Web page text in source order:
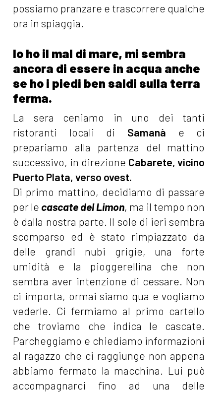
possiamo pranzare e trascorrere qualche
ora in spiaggia.
Io ho il mal di mare, mi sembra
ancora di essere in acqua anche
se ho i piedi ben saldi sulla terra
ferma.
La sera ceniamo in uno dei tanti
ristoranti locali di Samanà e ci
prepariamo alla partenza del mattino
successivo, in direzione Cabarete, vicino
Puerto Plata, verso ovest.
Di primo mattino, decidiamo di passare
per le cascate del Limon, ma il tempo non
è dalla nostra parte. Il sole di ieri sembra
scomparso ed è stato rimpiazzato da
delle grandi nubi grigie, una forte
umidità e la pioggerellina che non
sembra aver intenzione di cessare. Non
ci importa, ormai siamo qua e vogliamo
vederle. Ci fermiamo al primo cartello
che troviamo che indica le cascate.
Parcheggiamo e chiediamo informazioni
al ragazzo che ci raggiunge non appena
abbiamo fermato la macchina. Lui può
accompagnarci fino ad una delle